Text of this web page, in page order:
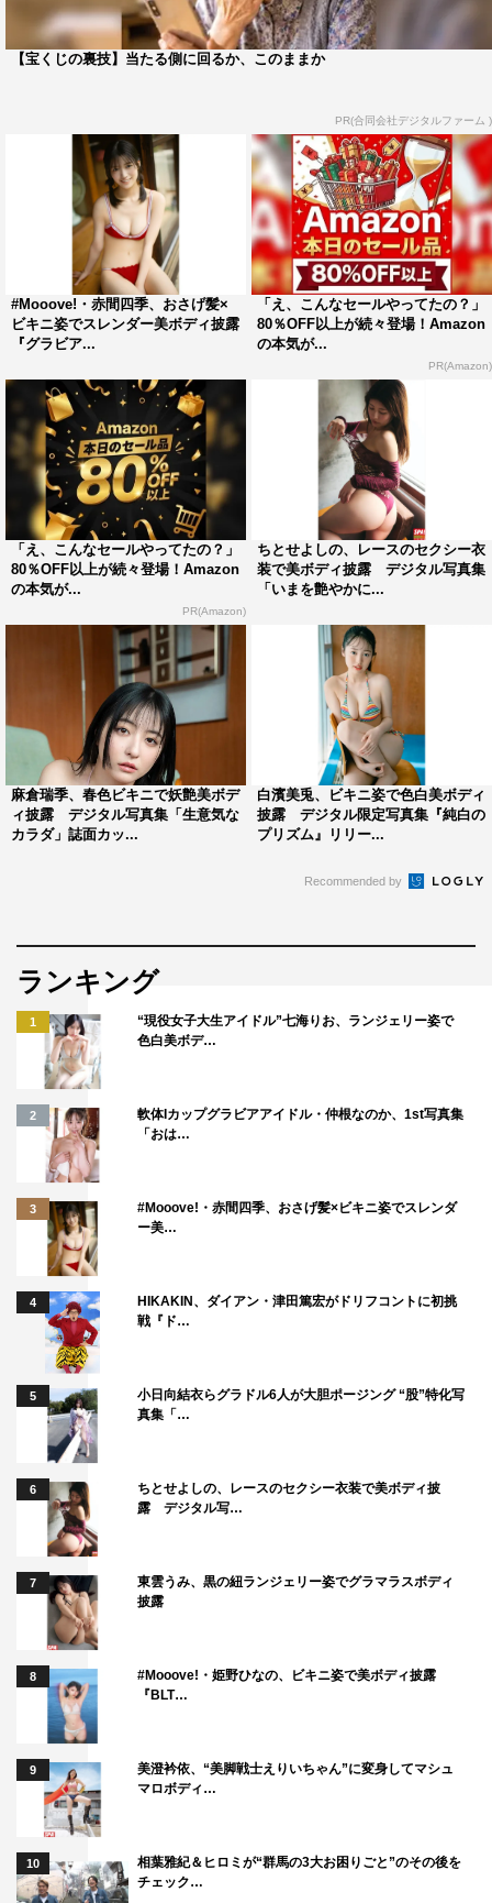
【宝くじの裏技】当たる側に回るか、このままか
PR(合同会社デジタルファーム )
#Mooove!・赤間四季、おさげ髪×
ビキニ姿でスレンダー美ボディ披露
『グラビア...
「え、こんなセールやってたの？」
80％OFF以上が続々登場！Amazon
の本気が...
PR(Amazon)
「え、こんなセールやってたの？」
80％OFF以上が続々登場！Amazon
の本気が...
PR(Amazon)
ちとせよしの、レースのセクシー衣
装で美ボディ披露 デジタル写真集
「いまを艶やかに...
麻倉瑞季、春色ビキニで妖艶美ボデ
ィ披露 デジタル写真集「生意気な
カラダ」誌面カッ...
白濱美兎、ビキニ姿で色白美ボディ
披露 デジタル限定写真集『純白の
プリズム』リリー...
Recommended by
ランキング
1
“現役女子大生アイドル”七海りお、ランジェリー姿で
色白美ボデ…
2
軟体Iカップグラビアアイドル・仲根なのか、1st写真集
「おは…
3
#Mooove!・赤間四季、おさげ髪×ビキニ姿でスレンダ
ー美…
4
HIKAKIN、ダイアン・津田篤宏がドリフコントに初挑
戦『ド…
5
小日向結衣らグラドル6人が大胆ポージング “股”特化写
真集「…
6
ちとせよしの、レースのセクシー衣装で美ボディ披
露 デジタル写…
7
東雲うみ、黒の紐ランジェリー姿でグラマラスボディ
披露
8
#Mooove!・姫野ひなの、ビキニ姿で美ボディ披露
『BLT…
9
美澄衿依、“美脚戦士えりいちゃん”に変身してマシュ
マロボディ…
10
相葉雅紀＆ヒロミが“群馬の3大お困りごと”のその後を
チェック…